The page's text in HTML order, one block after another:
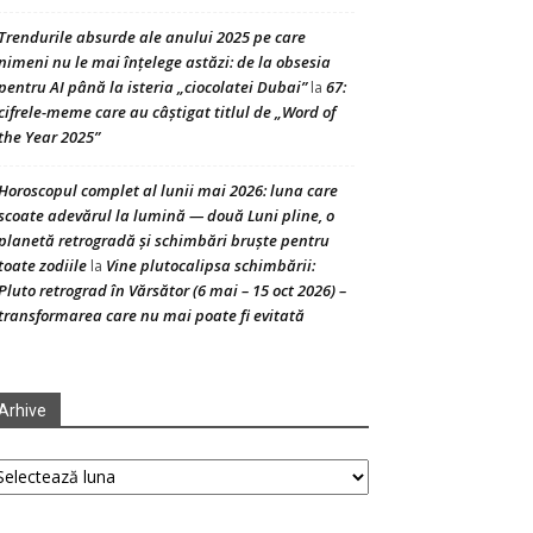
absurde ale anului 2025 pe care
nu le mai înțelege astăzi: de la obsesia
AI până la isteria „ciocolatei Dubai”la 67:
meme care au câștigat titlul de „Word of
Year 2025”
complet al lunii mai 2026: luna care
adevărul la lumină — două Luni pline, o
retrogradă și schimbări bruște pentru
zodiile la Vine plutocalipsa schimbării:
retrograd în Vărsător (6 mai – 15 oct 2026) –
care nu mai poate fi evitată